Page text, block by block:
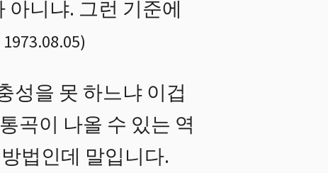
니냐. 그런 기준에
1973.08.05)
성을 못 하느냐 이겁
곡이 나올 수 있는 역
법인데 말입니다.